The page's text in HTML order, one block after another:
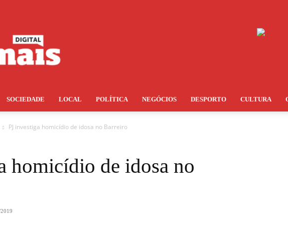
SOCIEDADE LOCAL POLÍTICA NEGÓCIOS DESPORTO CULTURA
PJ investiga homicídio de idosa no Barreiro
homicídio de idosa no